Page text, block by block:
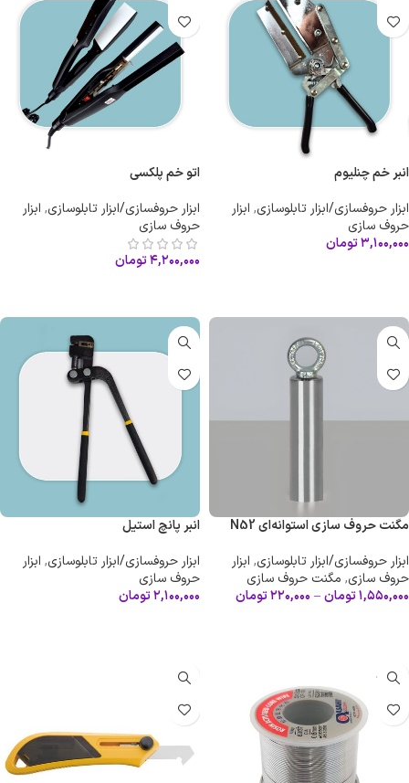
انبر خم چنلیوم
ابزار حروفسازی/ابزار تابلوسازی, ابزار
حروف سازی
۳,۱۰۰,۰۰۰تومان
اتو خم پلکسی
ابزار حروفسازی/ابزار تابلوسازی, ابزار
حروف سازی
۴,۲۰۰,۰۰۰تومان
مگنت حروف سازی استوانه‌ای N52
ابزار حروفسازی/ابزار تابلوسازی, ابزار
حروف سازی, مگنت حروف سازی
۱,۵۵۰,۰۰۰تومان– ۲۲۰,۰۰۰تومان
انبر پانچ استیل
ابزار حروفسازی/ابزار تابلوسازی, ابزار
حروف سازی
۲,۱۰۰,۰۰۰تومان
ناموجود